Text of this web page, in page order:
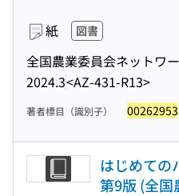
紙 図書
全国農業委員会ネットワ
2024.3<AZ-431-R13>
著者標目（識別子） 00262953
はじめての
第9版 (全国